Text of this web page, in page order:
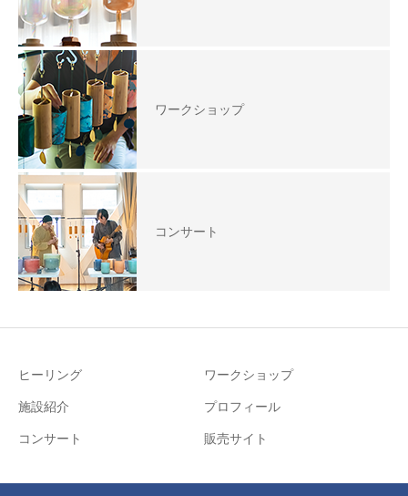
ワークショップ
コンサート
ヒーリング ワークショップ
施設紹介 プロフィール
コンサート 販売サイト